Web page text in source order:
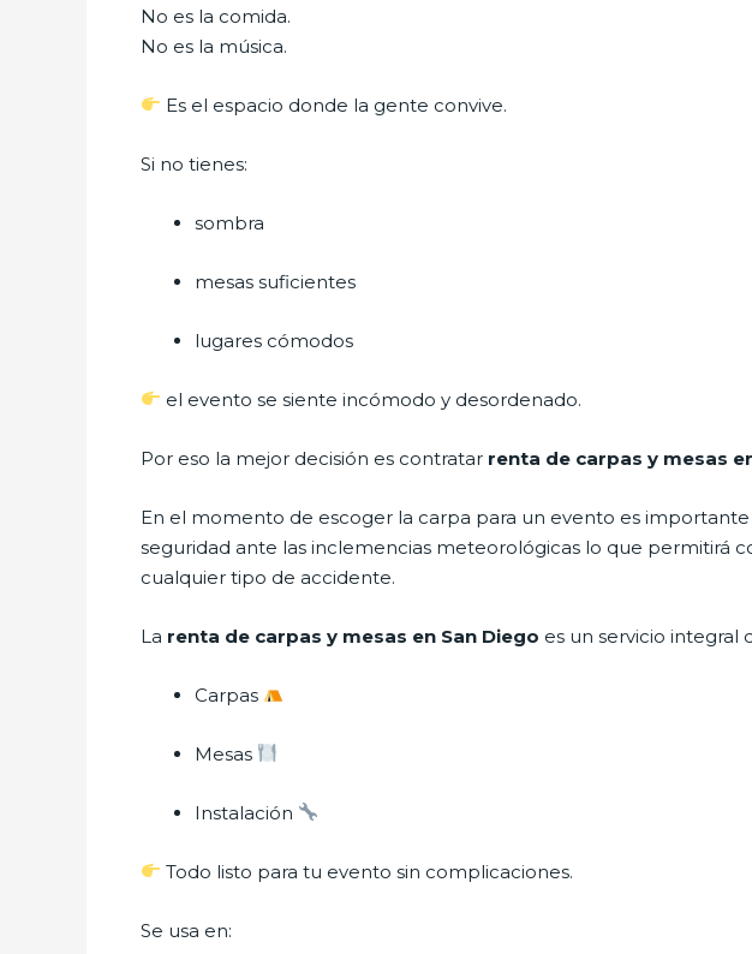
No es la comida.
No es la música.
Es el espacio donde la gente convive.
Si no tienes:
sombra
mesas suficientes
lugares cómodos
el evento se siente incómodo y desordenado.
Por eso la mejor decisión es contratar renta de carpas y mesas
En el momento de escoger la carpa para un evento es
seguridad ante las inclemencias meteorológicas lo que permitirá
cualquier tipo de accidente.
La renta de carpas y mesas en San Diego es un servicio integral
Carpas
Mesas
Instalación
Todo listo para tu evento sin complicaciones.
Se usa en: